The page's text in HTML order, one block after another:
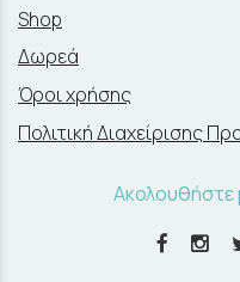
Shop
Δωρεά
Όροι χρήσης
Πολιτική Διαχείρισης
Ακολουθήστε